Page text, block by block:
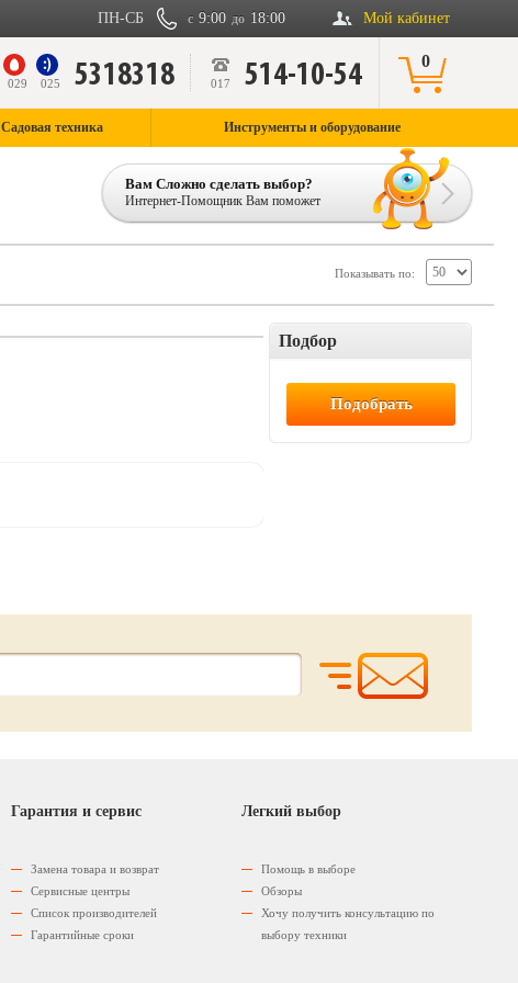
Мой кабинет
с 9:00 до 18:00
ПН-СБ
029 025 5318318 017 514-10-54 0
Садовая техника Инструменты и оборудование
Вам Сложно сделать выбор?
Интернет-Помощник Вам поможет
Показывать по:
Подбор
Гарантия и сервис
Замена товара и возврат
Сервисные центры
Список производителей
Гарантийные сроки
Легкий выбор
Помощь в выборе
Обзоры
Хочу получить консультацию по
выбору техники